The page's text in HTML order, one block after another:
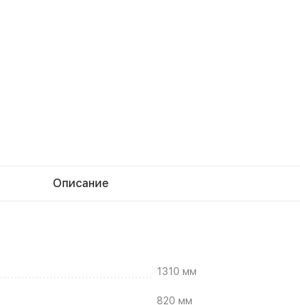
Описание
1310 мм
820 мм